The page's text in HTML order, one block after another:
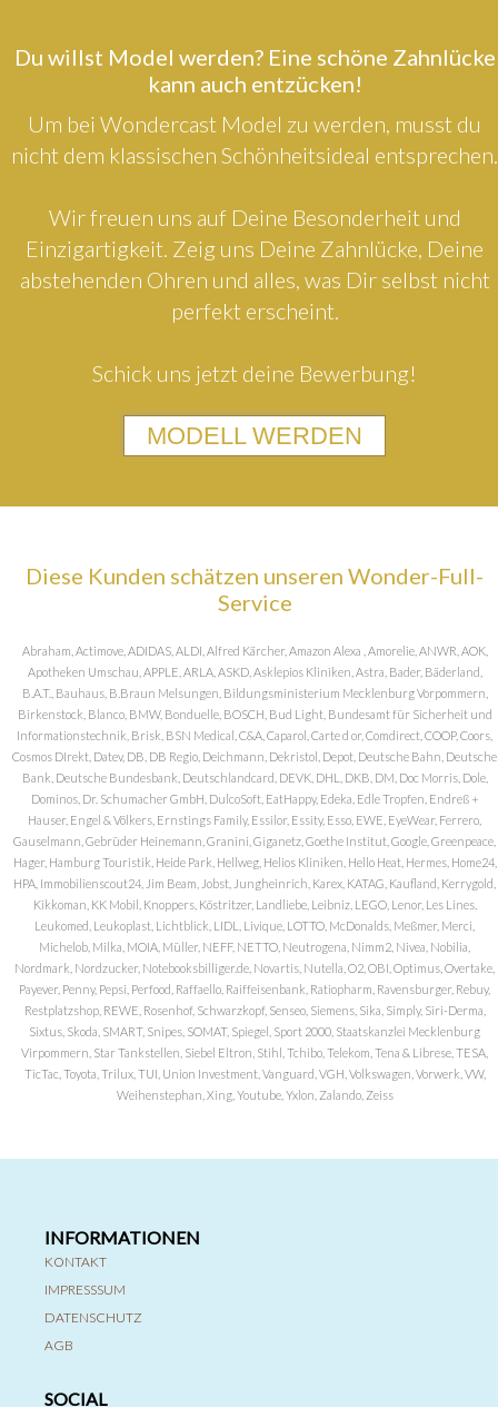
Du willst Model werden? Eine schöne Zahnlücke
kann auch entzücken!
Um bei Wondercast Model zu werden, musst du
nicht dem klassischen Schönheitsideal entsprechen.
Wir freuen uns auf Deine Besonderheit und
Einzigartigkeit. Zeig uns Deine Zahnlücke, Deine
abstehenden Ohren und alles, was Dir selbst nicht
perfekt erscheint.
Schick uns jetzt deine Bewerbung!
MODELL WERDEN
Diese Kunden schätzen unseren Wonder-Full-
Service
Abraham, Actimove, ADIDAS, ALDI, Alfred Kärcher, Amazon Alexa , Amorelie, ANWR, AOK,
Apotheken Umschau, APPLE, ARLA, ASKD, Asklepios Kliniken, Astra, Bader, Bäderland,
B.A.T., Bauhaus, B.Braun Melsungen, Bildungsministerium Mecklenburg Vorpommern,
Birkenstock, Blanco, BMW, Bonduelle, BOSCH, Bud Light, Bundesamt für Sicherheit und
Informationstechnik, Brisk, BSN Medical, C&A, Caparol, Carte d or, Comdirect, COOP, Coors,
Cosmos DIrekt, Datev, DB, DB Regio, Deichmann, Dekristol, Depot, Deutsche Bahn, Deutsche
Bank, Deutsche Bundesbank, Deutschlandcard, DEVK, DHL, DKB, DM, Doc Morris, Dole,
Dominos, Dr. Schumacher GmbH, DulcoSoft, EatHappy, Edeka, Edle Tropfen, Endreß +
Hauser, Engel & Völkers, Ernstings Family, Essilor, Essity, Esso, EWE, EyeWear, Ferrero,
Gauselmann, Gebrüder Heinemann, Granini, Giganetz, Goethe Institut, Google, Greenpeace,
Hager, Hamburg Touristik, Heide Park, Hellweg, Helios Kliniken, Hello Heat, Hermes, Home24,
HPA, Immobilienscout24, Jim Beam, Jobst, Jungheinrich, Karex, KATAG, Kaufland, Kerrygold,
Kikkoman, KK Mobil, Knoppers, Köstritzer, Landliebe, Leibniz, LEGO, Lenor, Les Lines,
Leukomed, Leukoplast, Lichtblick, LIDL, Livique, LOTTO, McDonalds, Meßmer, Merci,
Michelob, Milka, MOIA, Müller, NEFF, NETTO, Neutrogena, Nimm2, Nivea, Nobilia,
Nordmark, Nordzucker, Notebooksbilliger.de, Novartis, Nutella, O2, OBI, Optimus, Overtake,
Payever, Penny, Pepsi, Perfood, Raffaello, Raiffeisenbank, Ratiopharm, Ravensburger, Rebuy,
Restplatzshop, REWE, Rosenhof, Schwarzkopf, Senseo, Siemens, Sika, Simply, Siri-Derma,
Sixtus, Skoda, SMART, Snipes, SOMAT, Spiegel, Sport 2000, Staatskanzlei Mecklenburg
Virpommern, Star Tankstellen, Siebel Eltron, Stihl, Tchibo, Telekom, Tena & Librese, TESA,
TicTac, Toyota, Trilux, TUI, Union Investment, Vanguard, VGH, Volkswagen, Vorwerk, VW,
Weihenstephan, Xing, Youtube, Yxlon, Zalando, Zeiss
INFORMATIONEN
KONTAKT
IMPRESSSUM
DATENSCHUTZ
AGB
SOCIAL